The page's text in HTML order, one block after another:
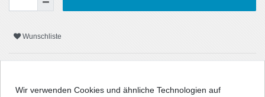
Wunschliste
Wir verwenden Cookies und ähnliche Technologien auf